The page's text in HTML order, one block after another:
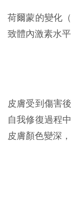
荷爾蒙的變化
致體內激素水
皮膚受到傷害
自我修復過程
皮膚顏色變深